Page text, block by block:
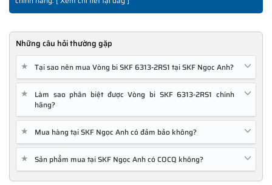
Những câu hỏi thường gặp
★ Tại sao nên mua Vòng bi SKF 6313-2RS1 tại SKF Ngọc Anh?
★
Làm sao phân biệt được Vòng bi SKF 6313-2RS1 chính
hãng?
★ Mua hàng tại SKF Ngọc Anh có đảm bảo không?
★ Sản phẩm mua tại SKF Ngọc Anh có COCQ không?